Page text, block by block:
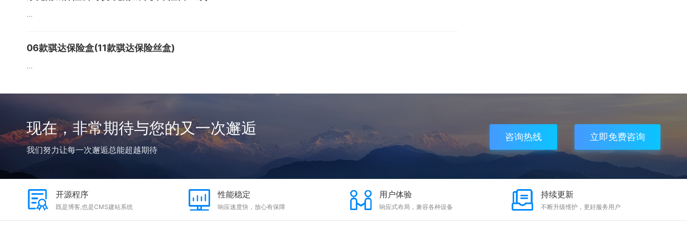
...
06款骐达保险盒(11款骐达保险丝盒)
...
现在，非常期待与您的又一次邂逅
我们努力让每一次邂逅总能超越期待
咨询热线 立即免费咨询
开源程序
既是博客,也是CMS建站系统
性能稳定
响应速度快，放心有保障
用户体验
响应式布局，兼容各种设备
持续更新
不断升级维护，更好服务用户